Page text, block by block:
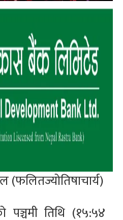
(फलितज्योतिषाचार्य)
तिथि (१५:५४